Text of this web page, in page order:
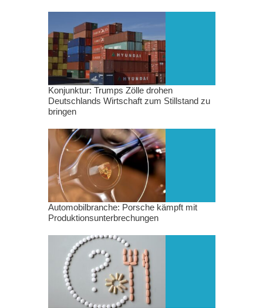
Konjunktur: Trumps Zölle drohen
Deutschlands Wirtschaft zum Stillstand zu
bringen
Automobilbranche: Porsche kämpft mit
Produktionsunterbrechungen